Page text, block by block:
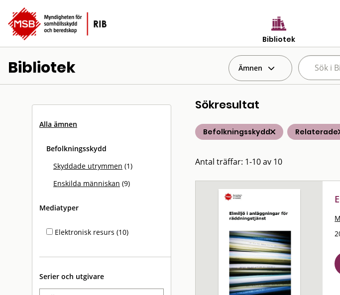
Bibliotek
Bibliotek Ämnen
Alla ämnen
Befolkningsskydd
Skyddade utrymmen (1)
Enskilda människan (9)
Mediatyper
Elektronisk resurs (10)
Serier och utgivare
Sökresultat
Befolkningsskydd Relaterade
Antal träffar: 1-10 av 10